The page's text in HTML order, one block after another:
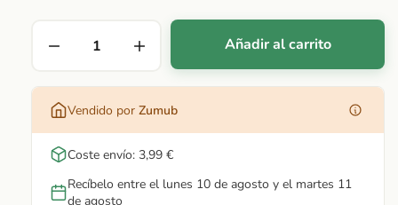
Añadir al carrito
Vendido por Zumub
Coste envío: 3,99 €
Recíbelo entre el lunes 10 de agosto y el martes 11
de agosto